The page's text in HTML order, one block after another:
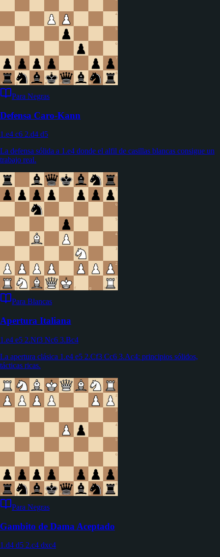
Para Negras
Defensa Caro-Kann
1.e4 c6 2.d4 d5
La defensa sólida a 1.e4 donde el alfil de casillas blancas consigue un
trabajo real.
Para Blancas
Apertura Italiana
1.e4 e5 2.Nf3 Nc6 3.Bc4
La apertura clásica 1.e4 e5 2.Cf3 Cc6 3.Ac4: principios sólidos,
tácticas ricas.
Para Negras
Gambito de Dama Aceptado
1.d4 d5 2.c4 dxc4